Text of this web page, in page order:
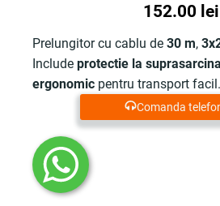
Prețul
inițial
a
fost:
222.98
152.00 lei
Prelungitor cu cablu de 30 m,
Include protectie la suprasarcina
ergonomic pentru transport facil.
Comanda